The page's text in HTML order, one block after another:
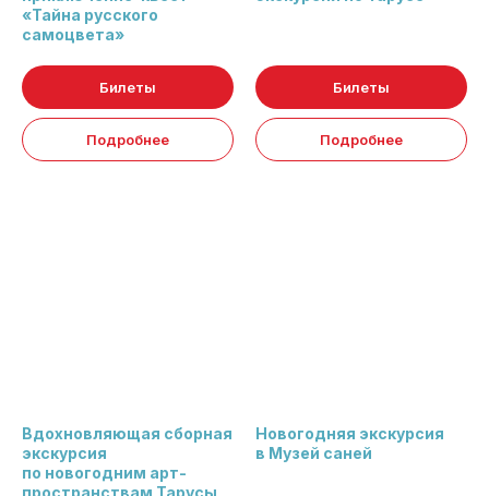
«Тайна русского
самоцвета»
Билеты
Подробнее
Билеты
Подробнее
Вдохновляющая сборная
экскурсия
по новогодним арт-
Новогодняя экскурсия
в Музей саней